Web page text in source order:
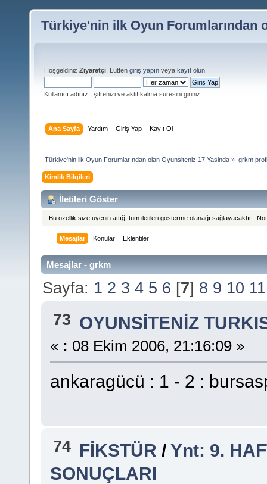
Türkiye'nin ilk Oyun Forumlarından
Hoşgeldiniz Ziyaretçi . Lütfen giriş yapın veya kayıt olun
Kullanıcı adınızı, şifrenizi ve aktif kalma süresini giriniz
Ana Sayfa Yardım Giriş Yap Kayıt Ol
Türkiye'nin ilk Oyun Forumlarından olan Oyunsiteniz 17 Yasinda » grkm
Kimlik Bilgileri
İletileri Göster
Bu özellik size üyenin attığı tüm iletileri gösterme olanağı sağlayacaktır .
Mesajlar Konular Eklentiler
Mesajlar - grkm
Sayfa: 1 2 3 4 5 6 [7] 8 9 10 11
73 OYUNSİTENİZ
« : 08 Ekim 2006, 21:16:09 »
ankaragücü : 1 - 2 :
74 FİKSTÜR /Ynt: 9.
SONUÇLARI